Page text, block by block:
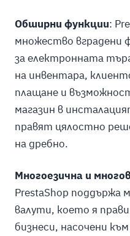
Обширни функции:
множество вградени
за електронната
на инвентара,
плащане и
магазин в
правят цялостно
на дребно.
Многоезична и
PrestaShop поддържа
валути, което я
бизнеси, насочени